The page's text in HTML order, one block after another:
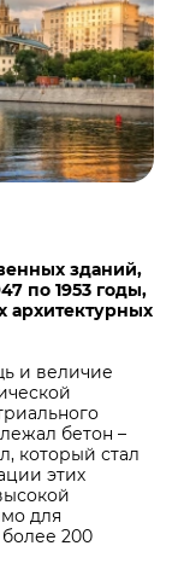
зданий,
по 1953 годы,
архитектурных
и величие
бетон –
который стал
этих
для
200
активов